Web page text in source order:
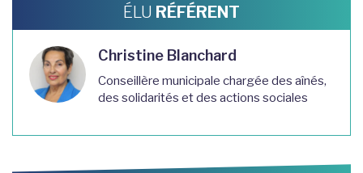
ÉLU RÉFÉRENT
Christine Blanchard
Conseillère municipale chargée des aînés,
des solidarités et des actions sociales